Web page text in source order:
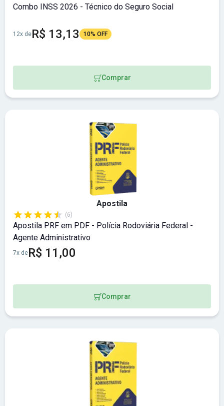
Combo INSS 2026 - Técnico do Seguro Social
12x deR$ 13,13 10% OFF
Comprar
Apostila
(6)
Apostila PRF em PDF - Polícia Rodoviária Federal -
Agente Administrativo
7x deR$ 11,00
Comprar